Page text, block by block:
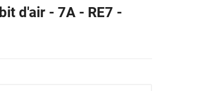
d'air - 7A - RE7 -